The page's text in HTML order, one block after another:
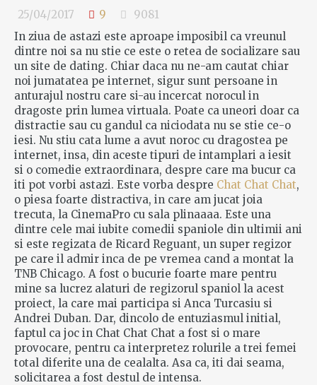
25/04/2017 9
9081
In ziua de astazi este aproape imposibil ca vreunul
dintre noi sa nu stie ce este o retea de socializare sau
un site de dating. Chiar daca nu ne-am cautat chiar
noi jumatatea pe internet, sigur sunt persoane in
anturajul nostru care si-au incercat norocul in
dragoste prin lumea virtuala. Poate ca uneori doar ca
distractie sau cu gandul ca niciodata nu se stie ce-o
iesi. Nu stiu cata lume a avut noroc cu dragostea pe
internet, insa, din aceste tipuri de intamplari a iesit
si o comedie extraordinara, despre care ma bucur ca
iti pot vorbi astazi. Este vorba despre Chat Chat Chat,
o piesa foarte distractiva, in care am jucat joia
trecuta, la CinemaPro cu sala plinaaaa. Este una
dintre cele mai iubite comedii spaniole din ultimii ani
si este regizata de Ricard Reguant, un super regizor
pe care il admir inca de pe vremea cand a montat la
TNB Chicago. A fost o bucurie foarte mare pentru
mine sa lucrez alaturi de regizorul spaniol la acest
proiect, la care mai participa si Anca Turcasiu si
Andrei Duban. Dar, dincolo de entuziasmul initial,
faptul ca joc in Chat Chat Chat a fost si o mare
provocare, pentru ca interpretez rolurile a trei femei
total diferite una de cealalta. Asa ca, iti dai seama,
solicitarea a fost destul de intensa.